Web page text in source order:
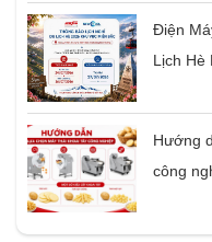
Điện
Lịch Hè
Hướng
công